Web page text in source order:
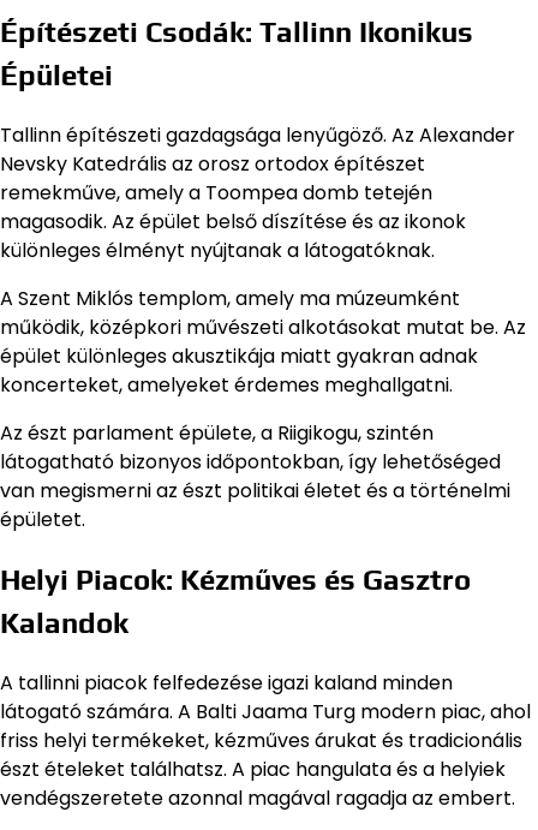
Építészeti Csodák: Tallinn Ikonikus
Épületei
Tallinn építészeti gazdagsága lenyűgöző. Az Alexander
Nevsky Katedrális az orosz ortodox építészet
remekműve, amely a Toompea domb tetején
magasodik. Az épület belső díszítése és az ikonok
különleges élményt nyújtanak a látogatóknak.
A Szent Miklós templom, amely ma múzeumként
működik, középkori művészeti alkotásokat mutat be. Az
épület különleges akusztikája miatt gyakran adnak
koncerteket, amelyeket érdemes meghallgatni.
Az észt parlament épülete, a Riigikogu, szintén
látogatható bizonyos időpontokban, így lehetőséged
van megismerni az észt politikai életet és a történelmi
épületet.
Helyi Piacok: Kézműves és Gasztro
Kalandok
A tallinni piacok felfedezése igazi kaland minden
látogató számára. A Balti Jaama Turg modern piac, ahol
friss helyi termékeket, kézműves árukat és tradicionális
észt ételeket találhatsz. A piac hangulata és a helyiek
vendégszeretete azonnal magával ragadja az embert.